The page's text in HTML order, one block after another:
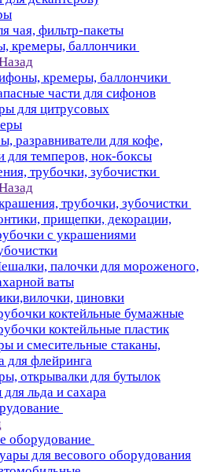
чая, фильтр-пакеты
кремеры, баллончики
кремеры, баллончики
части для сифонов
для цитрусовых
разравниватели для кофе,
для темперов, нок-боксы
трубочки, зубочистки
трубочки, зубочистки
прищепки, декорации,
с украшениями
палочки для мороженого,
ваты
циновки
коктейльные бумажные
коктейльные пластик
и смесительные стаканы,
для флейринга
открывалки для бутылок
льда и сахара
оборудование
для весового оборудования